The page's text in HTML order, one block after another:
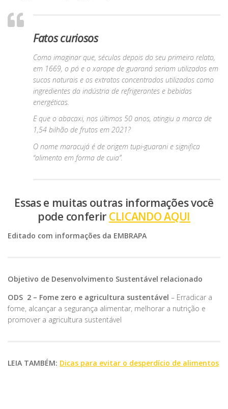
Fatos curiosos
Como imaginar que, séculos depois do seu primeiro relato,
em 1669, o pó e o xarope de guaraná seriam utilizados em
sucos naturais e os extratos concentrados utilizados como
ingredientes da indústria de refrigerantes e bebidas
energéticas.
E que o abacaxi, nos últimos 50 anos, atingiu a marca de
1,54 bilhão de frutos em 2021?
O nome maracujá é de origem tupi-guarani e significa
“alimento em forma de cuia”.
Essas e muitas outras informações você
pode conferir CLICANDO AQUI
Editado com informações da EMBRAPA
Objetivo de Desenvolvimento Sustentável relacionado
ODS 2 – Fome zero e agricultura sustentável – Erradicar a
fome, alcançar a segurança alimentar, melhorar a nutrição e
promover a agricultura sustentável
LEIA TAMBÉM: Dicas para evitar o desperdício de alimentos